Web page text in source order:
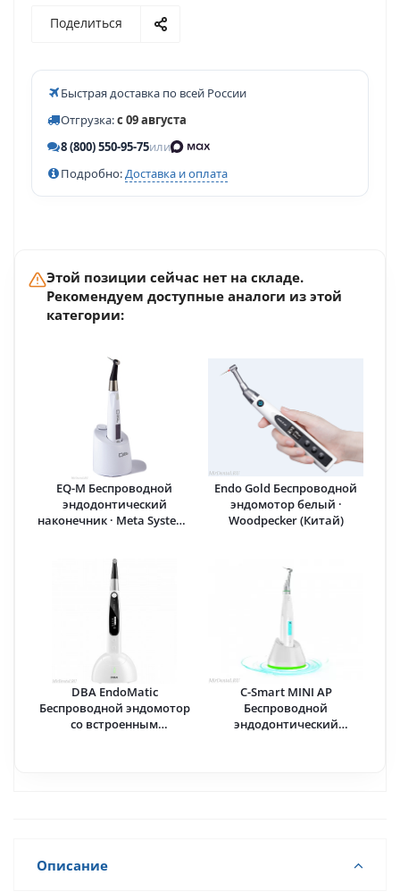
Поделиться
Быстрая доставка по всей России
Отгрузка:с 09 августа
8 (800) 550-95-75или
Подробно:Доставка и оплата
Этой позиции сейчас нет на складе.
Рекомендуем доступные аналоги из этой
категории:
EQ-M Беспроводной
эндодонтический
наконечник · Meta Systems
Endo Gold Беспроводной
эндомотор белый ·
Woodpecker (Китай)
DBA EndoMatic
Беспроводной эндомотор
со встроенным
C-Smart MINI AP
Беспроводной
эндодонтический
Описание